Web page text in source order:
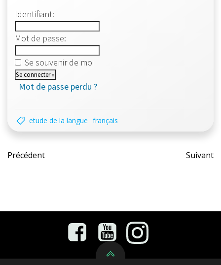
Identifiant:
Mot de passe:
Se souvenir de moi
Mot de passe perdu ?
etude de la langue français
Post
Précédent Suivant